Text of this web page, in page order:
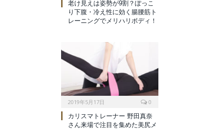
老け見えは姿勢が9割？ぽっこ
り下腹・冷え性に効く腸腰筋ト
レーニングでメリハリボディ！
2019年5月17日
0
カリスマトレーナー 野田真奈
さん来場で注目を集めた美尻メ